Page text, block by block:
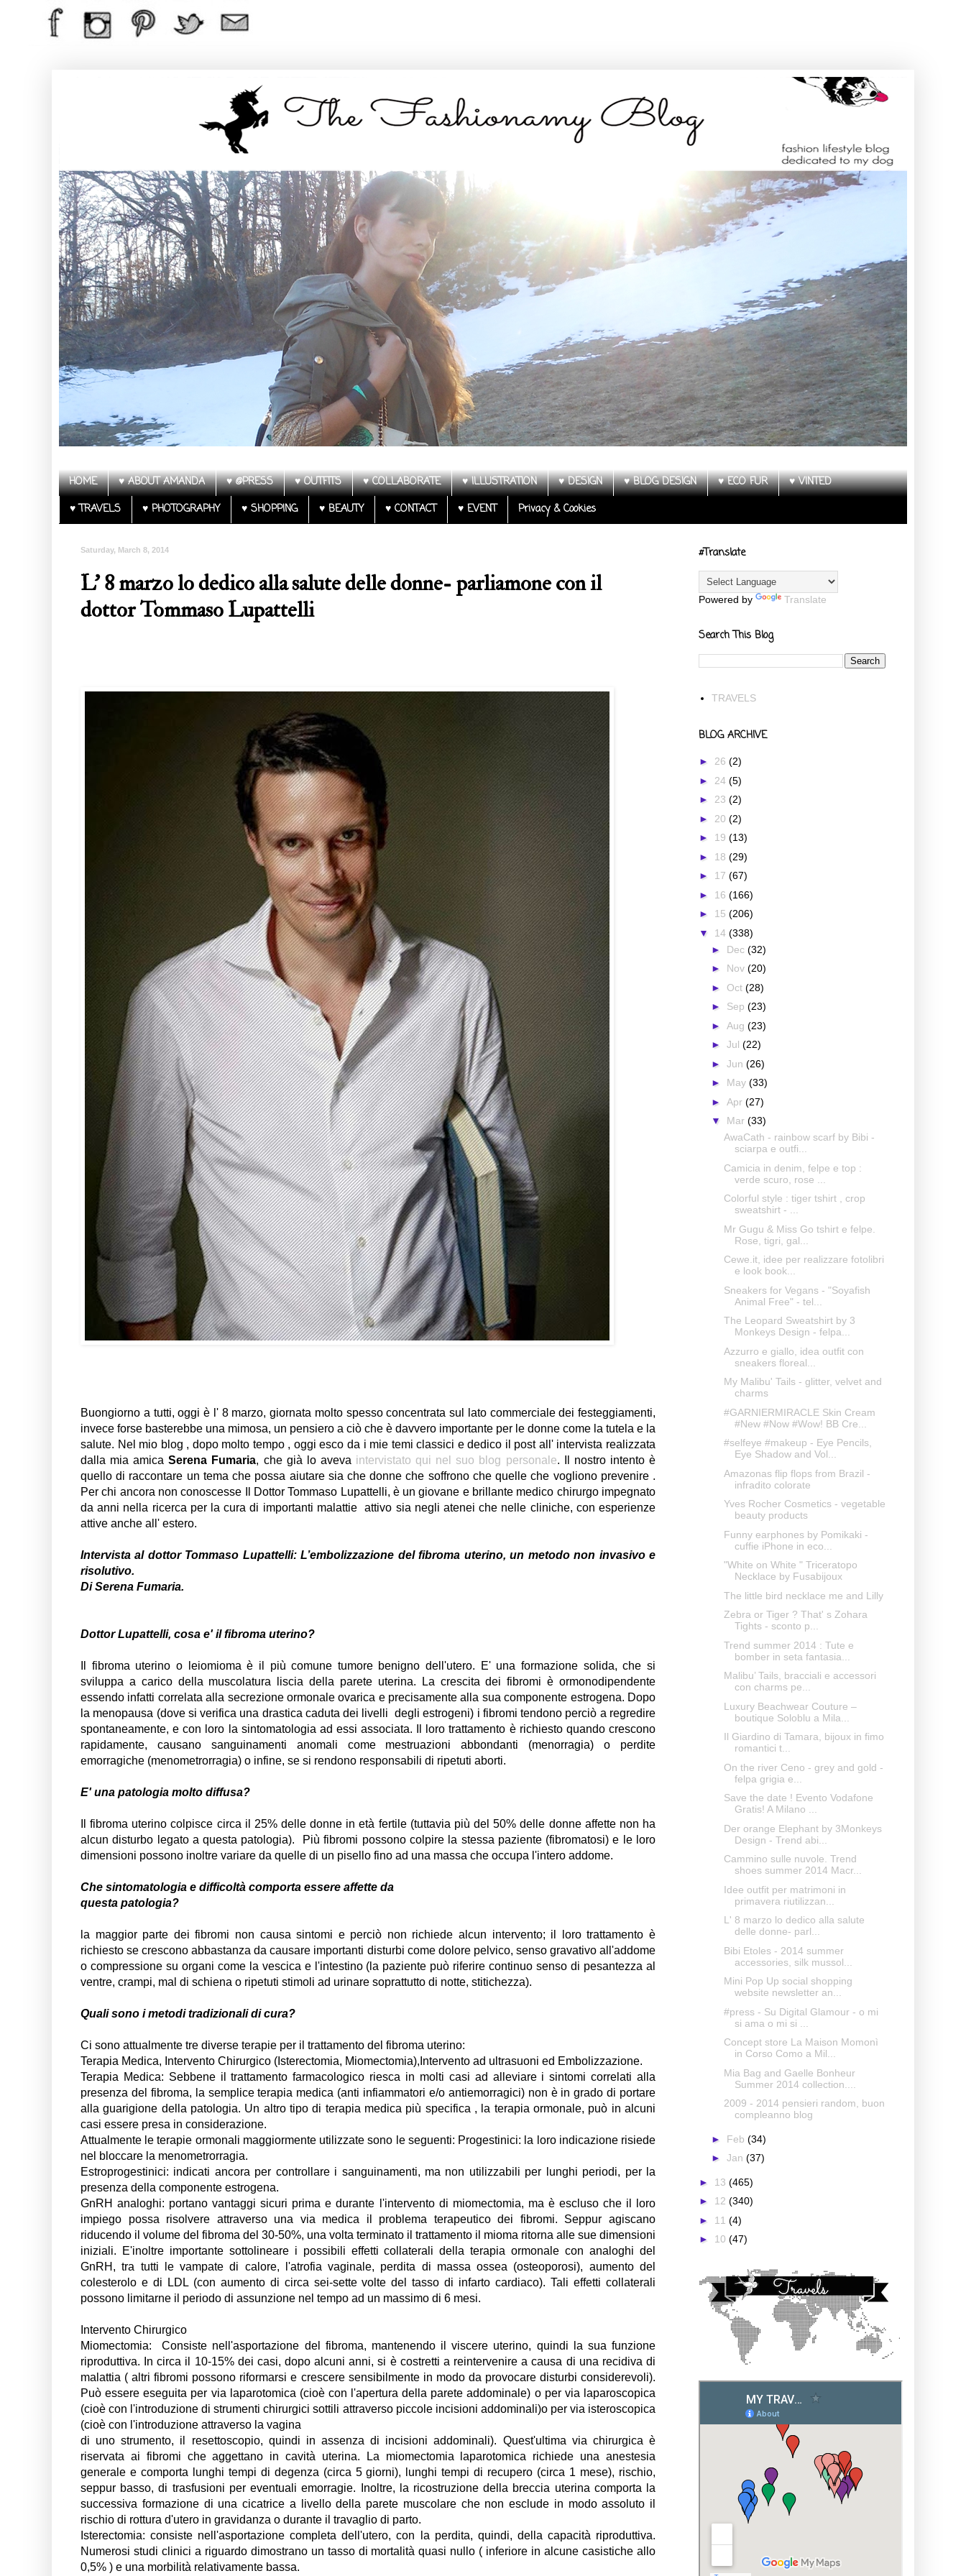
HOME ♥ ABOUT AMANDA ♥ @PRESS ♥ OUTFITS ♥ COLLABORATE ♥ ILLUSTRATION ♥ DESIGN ♥ BLOG DESIGN ♥ ECO FUR
♥ VINTED
♥ TRAVELS
♥ PHOTOGRAPHY ♥ SHOPPING ♥ BEAUTY ♥ CONTACT ♥ EVENT Privacy & Cookies
Saturday, March 8, 2014
L' 8 marzo lo dedico alla salute delle donne- parliamone con il
dottor Tommaso Lupattelli
Buongiorno a tutti, oggi è l' 8 marzo, giornata molto spesso concentrata sul lato commerciale dei festeggiamenti,
invece forse basterebbe una mimosa, un pensiero a ciò che è davvero importante per le donne come la tutela e la
salute. Nel mio blog , dopo molto tempo , oggi esco da i mie temi classici e dedico il post all' intervista realizzata
dalla mia amicaSerena Fumaria, che già lo aveva intervistato qui nel suo blog personale. Il nostro intento è
quello di raccontare un tema che possa aiutare sia che donne che soffrono che quelle che vogliono prevenire .
Per chi ancora non conoscesse Il Dottor Tommaso Lupattelli, è un giovane e brillante medico chirurgo impegnato
da anni nella ricerca per la cura di importanti malattie attivo sia negli atenei che nelle cliniche, con esperienze
attive anche all' estero.
Intervista al dottor Tommaso Lupattelli: L’embolizzazione del fibroma uterino, un metodo non invasivo e
risolutivo.
Di Serena Fumaria.
Dottor Lupattelli, cosa e' il fibroma uterino?
Il fibroma uterino o leiomioma è il più comune tumore benigno dell'utero. E' una formazione solida, che si
sviluppa a carico della muscolatura liscia della parete uterina. La crescita dei fibromi è ormonodipendente
essendo infatti correlata alla secrezione ormonale ovarica e precisamente alla sua componente estrogena. Dopo
la menopausa (dove si verifica una drastica caduta dei livelli degli estrogeni) i fibromi tendono perciò a regredire
spontaneamente, e con loro la sintomatologia ad essi associata. Il loro trattamento è richiesto quando crescono
rapidamente, causano sanguinamenti anomali come mestruazioni abbondanti (menorragia) o perdite
emorragiche (menometrorragia) o infine, se si rendono responsabili di ripetuti aborti.
E' una patologia molto diffusa?
Il fibroma uterino colpisce circa il 25% delle donne in età fertile (tuttavia più del 50% delle donne affette non ha
alcun disturbo legato a questa patologia). Più fibromi possono colpire la stessa paziente (fibromatosi) e le loro
dimensioni possono inoltre variare da quelle di un pisello fino ad una massa che occupa l'intero addome.
Che sintomatologia e difficoltà comporta essere affette da
questa patologia?
la maggior parte dei fibromi non causa sintomi e perciò non richiede alcun intervento; il loro trattamento è
richiesto se crescono abbastanza da causare importanti disturbi come dolore pelvico, senso gravativo all'addome
o compressione su organi come la vescica e l'intestino (la paziente può riferire continuo senso di pesantezza al
ventre, crampi, mal di schiena o ripetuti stimoli ad urinare soprattutto di notte, stitichezza).
Quali sono i metodi tradizionali di cura?
Ci sono attualmente tre diverse terapie per il trattamento del fibroma uterino:
Terapia Medica, Intervento Chirurgico (Isterectomia, Miomectomia),Intervento ad ultrasuoni ed Embolizzazione.
Terapia Medica: Sebbene il trattamento farmacologico riesca in molti casi ad alleviare i sintomi correlati alla
presenza del fibroma, la semplice terapia medica (anti infiammatori e/o antiemorragici) non è in grado di portare
alla guarigione della patologia. Un altro tipo di terapia medica più specifica , la terapia ormonale, può in alcuni
casi essere presa in considerazione.
Attualmente le terapie ormonali maggiormente utilizzate sono le seguenti: Progestinici: la loro indicazione risiede
nel bloccare la menometrorragia.
Estroprogestinici: indicati ancora per controllare i sanguinamenti, ma non utilizzabili per lunghi periodi, per la
presenza della componente estrogena.
GnRH analoghi: portano vantaggi sicuri prima e durante l'intervento di miomectomia, ma è escluso che il loro
impiego possa risolvere attraverso una via medica il problema terapeutico dei fibromi. Seppur agiscano
riducendo il volume del fibroma del 30-50%, una volta terminato il trattamento il mioma ritorna alle sue dimensioni
iniziali. E'inoltre importante sottolineare i possibili effetti collaterali della terapia ormonale con analoghi del
GnRH, tra tutti le vampate di calore, l'atrofia vaginale, perdita di massa ossea (osteoporosi), aumento del
colesterolo e di LDL (con aumento di circa sei-sette volte del tasso di infarto cardiaco). Tali effetti collaterali
possono limitarne il periodo di assunzione nel tempo ad un massimo di 6 mesi.
Intervento Chirurgico
Miomectomia: Consiste nell'asportazione del fibroma, mantenendo il viscere uterino, quindi la sua funzione
riproduttiva. In circa il 10-15% dei casi, dopo alcuni anni, si è costretti a reintervenire a causa di una recidiva di
malattia ( altri fibromi possono riformarsi e crescere sensibilmente in modo da provocare disturbi considerevoli).
Può essere eseguita per via laparotomica (cioè con l'apertura della parete addominale) o per via laparoscopica
(cioè con l'introduzione di strumenti chirurgici sottili attraverso piccole incisioni addominali)o per via isteroscopica
(cioè con l'introduzione attraverso la vagina
di uno strumento, il resettoscopio, quindi in assenza di incisioni addominali). Quest'ultima via chirurgica è
riservata ai fibromi che aggettano in cavità uterina. La miomectomia laparotomica richiede una anestesia
generale e comporta lunghi tempi di degenza (circa 5 giorni), lunghi tempi di recupero (circa 1 mese), rischio,
seppur basso, di trasfusioni per eventuali emorragie. Inoltre, la ricostruzione della breccia uterina comporta la
successiva formazione di una cicatrice a livello della parete muscolare che non esclude in modo assoluto il
rischio di rottura d'utero in gravidanza o durante il travaglio di parto.
Isterectomia: consiste nell'asportazione completa dell'utero, con la perdita, quindi, della capacità riproduttiva.
Numerosi studi clinici a riguardo dimostrano un tasso di mortalità quasi nullo ( inferiore in alcune casistiche allo
0,5% ) e una morbilità relativamente bassa.
#Translate
Powered by Translate
Search This Blog
TRAVELS
BLOG ARCHIVE
► 26 (2)
► 24 (5)
► 23 (2)
► 20 (2)
► 19 (13)
► 18 (29)
► 17 (67)
► 16 (166)
► 15 (206)
▼ 14 (338)
► Dec (32)
► Nov (20)
► Oct (28)
► Sep (23)
► Aug (23)
► Jul (22)
► Jun (26)
► May (33)
► Apr (27)
▼ Mar (33)
AwaCath - rainbow scarf by Bibi -
sciarpa e outfi...
Camicia in denim, felpe e top :
verde scuro, rose ...
Colorful style : tiger tshirt , crop
sweatshirt - ...
Mr Gugu & Miss Go tshirt e felpe.
Rose, tigri, gal...
Cewe.it, idee per realizzare fotolibri
e look book...
Sneakers for Vegans - "Soyafish
Animal Free" - tel...
The Leopard Sweatshirt by 3
Monkeys Design - felpa...
Azzurro e giallo, idea outfit con
sneakers floreal...
My Malibu' Tails - glitter, velvet and
charms
#GARNIERMIRACLE Skin Cream
#New #Now #Wow! BB Cre...
#selfeye #makeup - Eye Pencils,
Eye Shadow and Vol...
Amazonas flip flops from Brazil -
infradito colorate
Yves Rocher Cosmetics - vegetable
beauty products
Funny earphones by Pomikaki -
cuffie iPhone in eco...
"White on White " Triceratopo
Necklace by Fusabijoux
The little bird necklace me and Lilly
Zebra or Tiger ? That' s Zohara
Tights - sconto p...
Trend summer 2014 : Tute e
bomber in seta fantasia...
Malibu’ Tails, bracciali e accessori
con charms pe...
Luxury Beachwear Couture –
boutique Soloblu a Mila...
Il Giardino di Tamara, bijoux in fimo
romantici t...
On the river Ceno - grey and gold -
felpa grigia e...
Save the date ! Evento Vodafone
Gratis! A Milano ...
Der orange Elephant by 3Monkeys
Design - Trend abi...
Cammino sulle nuvole. Trend
shoes summer 2014 Macr...
Idee outfit per matrimoni in
primavera riutilizzan...
L' 8 marzo lo dedico alla salute
delle donne- parl...
Bibi Etoles - 2014 summer
accessories, silk mussol...
Mini Pop Up social shopping
website newsletter an...
#press - Su Digital Glamour - o mi
si ama o mi si ...
Concept store La Maison Momonì
in Corso Como a Mil...
Mia Bag and Gaelle Bonheur
Summer 2014 collection....
2009 - 2014 pensieri random, buon
compleanno blog
► Feb (34)
► Jan (37)
► 13 (465)
► 12 (340)
► 11 (4)
► 10 (47)